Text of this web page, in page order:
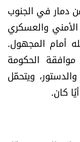
دمار في الجنوب
الأمني والعسكري
أمام المجهول.
الحكومة
والدستور، ويتحمّل
كان.